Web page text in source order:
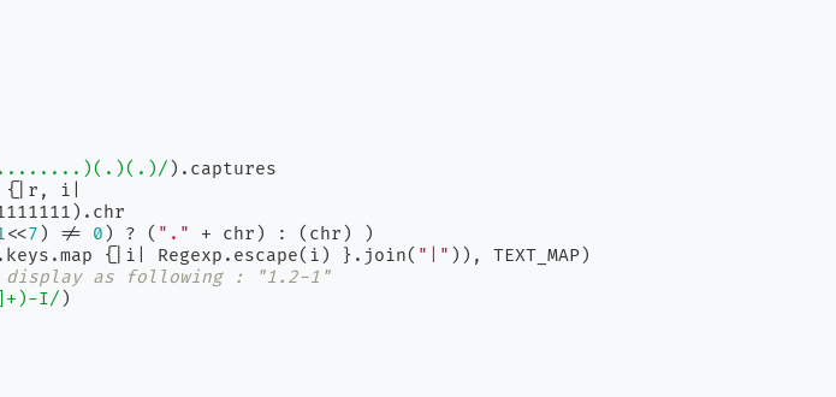
).captures
{
|r, i|
<<7 ) != 0 ) ? ( "."
+ chr) : (chr) )
{
|i| Regexp.escape(i) }.join( "|" )), TEXT_MAP)
display as following : "1.2-1"
I/ )